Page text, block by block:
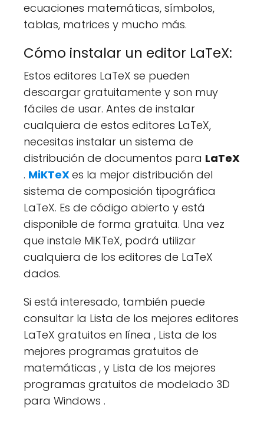
ecuaciones matemáticas, símbolos,
tablas, matrices y mucho más.
Cómo instalar un editor LaTeX:
Estos editores LaTeX se pueden
descargar gratuitamente y son muy
fáciles de usar. Antes de instalar
cualquiera de estos editores LaTeX,
necesitas instalar un sistema de
distribución de documentos para LaTeX
. MiKTeXes la mejor distribución del
sistema de composición tipográfica
LaTeX. Es de código abierto y está
disponible de forma gratuita. Una vez
que instale MiKTeX, podrá utilizar
cualquiera de los editores de LaTeX
dados.
Si está interesado, también puede
consultar la Lista de los mejores editores
LaTeX gratuitos en línea , Lista de los
mejores programas gratuitos de
matemáticas , y Lista de los mejores
programas gratuitos de modelado 3D
para Windows .